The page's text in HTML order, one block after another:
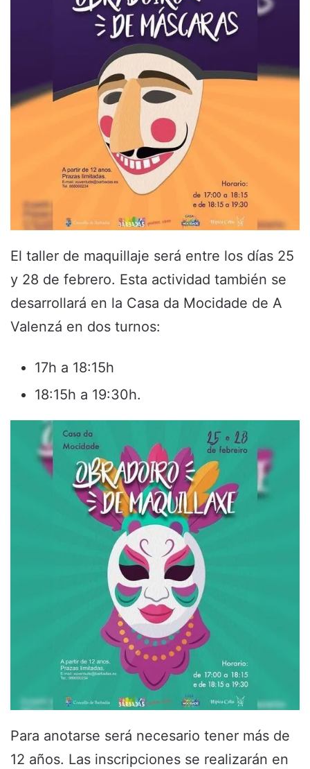
El taller de maquillaje será entre los días 25
y 28 de febrero. Esta actividad también se
desarrollará en la Casa da Mocidade de A
Valenzá en dos turnos:
17h a 18:15h
18:15h a 19:30h.
Para anotarse será necesario tener más de
12 años. Las inscripciones se realizarán en